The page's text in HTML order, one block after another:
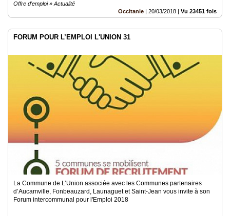
Offre d'emploi » Actualité
Occitanie | 20/03/2018 | Vu 23451 fois
FORUM POUR L’EMPLOI L'UNION 31
La Commune de L’Union associée avec les Communes partenaires
d’Aucamville, Fonbeauzard, Launaguet et Saint-Jean vous invite à son
Forum intercommunal pour l'Emploi 2018